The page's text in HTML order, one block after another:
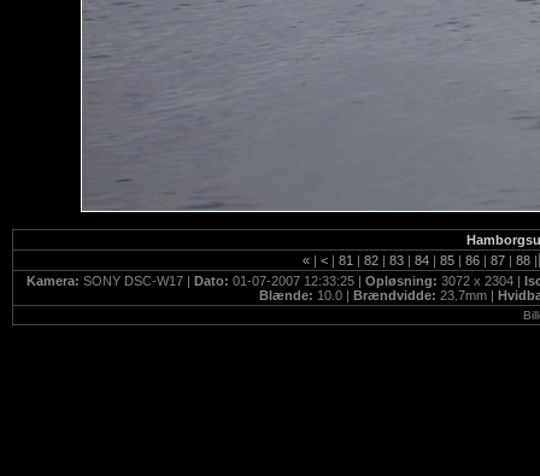
« | < | 81 | 82 | 83 | 84 | 85 | 86 | 87 | 88 |
Kamera:SONY DSC-W17 |Dato:01-07-2007 12:33:25 |Opløsning:3072 x 2304 |
Blænde: 10.0 | Brændvidde: 23.7mm |